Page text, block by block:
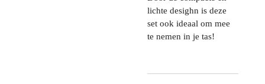
lichte desighn is deze
set ook ideaal om mee
te nemen in je tas!